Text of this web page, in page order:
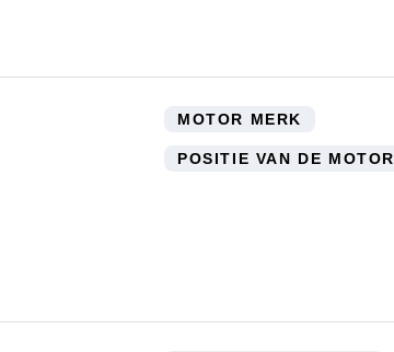
MOTOR MERK
POSITIE VAN DE MOTOR